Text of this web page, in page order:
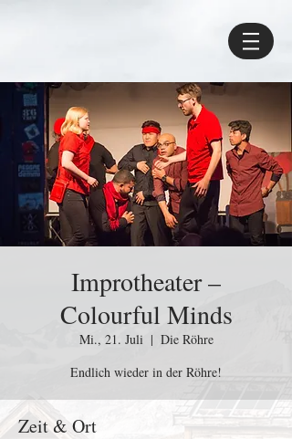
Improtheater –
Colourful Minds
Mi., 21. Juli
  |
Die Röhre
Endlich wieder in der Röhre!
Zeit & Ort